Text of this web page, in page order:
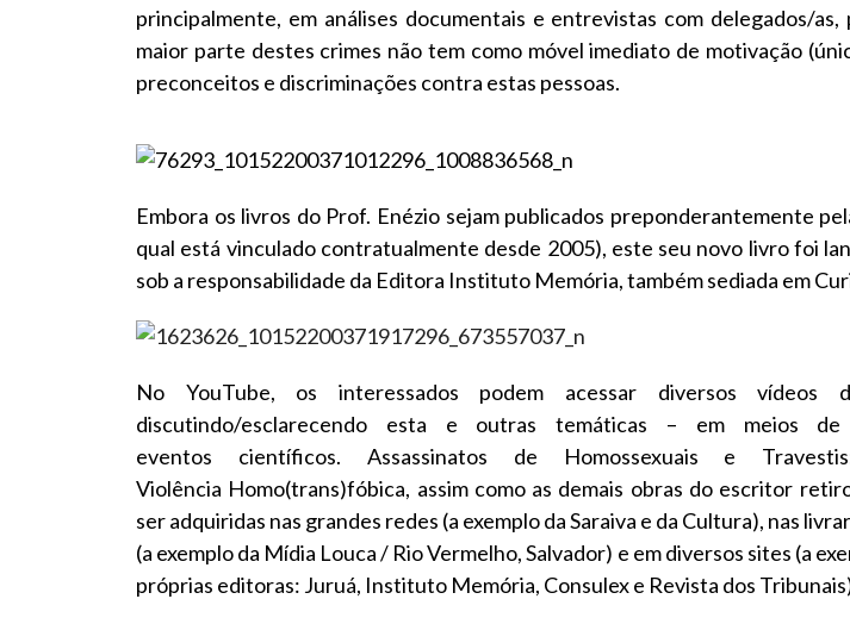
principalmente, em análises documentais e entrevistas com delegados/
maior parte destes crimes não tem como móvel imediato de motivação
preconceitos e discriminações contra estas pessoas.
Embora os livros do Prof. Enézio sejam publicados preponderantemente
qual está vinculado contratualmente desde 2005), este seu novo livro foi
sob a responsabilidade da Editora Instituto Memória, também sediada em
No YouTube, os interessados podem acessar diversos vídeos
discutindo/esclarecendo esta e outras temáticas – em meios de
eventos científicos. Assassinatos de Homossexuais e
Violência Homo(trans)fóbica, assim como as demais obras do escritor
ser adquiridas nas grandes redes (a exemplo da Saraiva e da Cultura), nas
(a exemplo da Mídia Louca / Rio Vermelho, Salvador) e em diversos sites (a
próprias editoras: Juruá, Instituto Memória, Consulex e Revista dos